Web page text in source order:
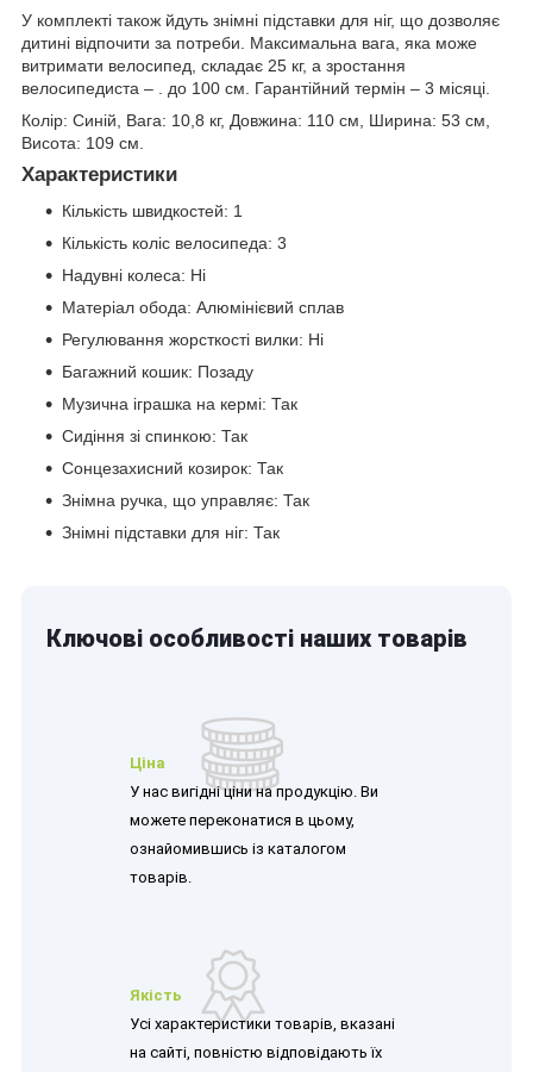
У комплекті також йдуть знімні підставки для ніг, що дозволяє
дитині відпочити за потреби. Максимальна вага, яка може
витримати велосипед, складає 25 кг, а зростання
велосипедиста – . до 100 см. Гарантійний термін – 3 місяці.
Колір: Синій, Вага: 10,8 кг, Довжина: 110 см, Ширина: 53 см,
Висота: 109 см.
Характеристики
Кількість швидкостей: 1
Кількість коліс велосипеда: 3
Надувні колеса: Ні
Матеріал обода: Алюмінієвий сплав
Регулювання жорсткості вилки: Ні
Багажний кошик: Позаду
Музична іграшка на кермі: Так
Сидіння зі спинкою: Так
Сонцезахисний козирок: Так
Знімна ручка, що управляє: Так
Знімні підставки для ніг: Так
Ключові особливості наших товарів
Ціна
У нас вигідні ціни на продукцію. Ви
можете переконатися в цьому,
ознайомившись із каталогом
товарів.
Якість
Усі характеристики товарів, вказані
на сайті, повністю відповідають їх